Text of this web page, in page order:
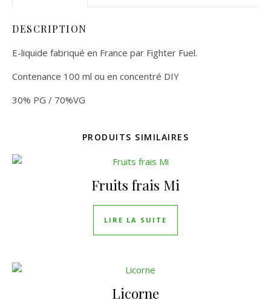
DESCRIPTION
E-liquide fabriqué en France par Fighter Fuel.
Contenance 100 ml ou en concentré DIY
30% PG / 70%VG
PRODUITS SIMILAIRES
Fruits frais Mi
LIRE LA SUITE
Licorne